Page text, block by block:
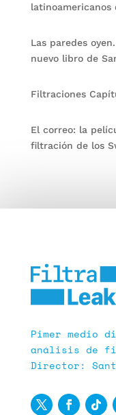
latinoamericanos
Las paredes
nuevo libro de
Filtraciones
El correo: la
filtración de los
Pimer medio
análisis de
Director: